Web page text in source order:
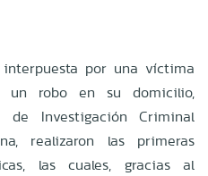
por una víctima
robo en su domicilio,
Investigación Criminal
realizaron las primeras
las cuales, gracias al